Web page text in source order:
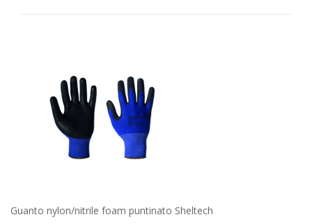
Guanto nylon/nitrile foam puntinato Sheltech